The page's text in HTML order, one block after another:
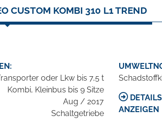
CUSTOM KOMBI 310 L1 TREND
oder Lkw bis 7,5 t
Kombi, Kleinbus bis 9 Sitze
Aug / 2017
Schaltgetriebe
ANZEIGEN